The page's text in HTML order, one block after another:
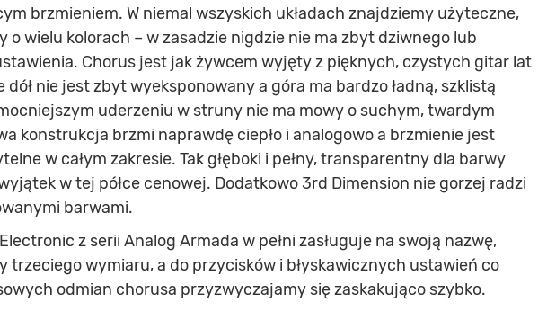
brzmieniem. W niemal wszyskich układach znajdziemy użyteczne,
o wielu kolorach – w zasadzie nigdzie nie ma zbyt dziwnego lub
Chorus jest jak żywcem wyjęty z pięknych, czystych gitar lat
dół nie jest zbyt wyeksponowany a góra ma bardzo ładną, szklistą
uderzeniu w struny nie ma mowy o suchym, twardym
konstrukcja brzmi naprawdę ciepło i analogowo a brzmienie jest
w całym zakresie. Tak głęboki i pełny, transparentny dla barwy
w tej półce cenowej. Dodatkowo 3rd Dimension nie gorzej radzi
barwami.
z serii Analog Armada w pełni zasługuje na swoją nazwę,
trzeciego wymiaru, a do przycisków i błyskawicznych ustawień co
odmian chorusa przyzwyczajamy się zaskakująco szybko.